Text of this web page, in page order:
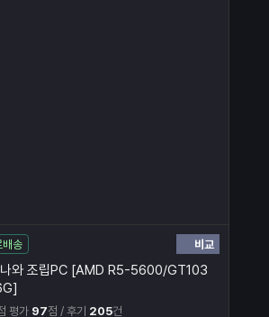
배송 비교
나와 조립PC [AMD R5-5600/GT103
평가 97점 / 후기 205건